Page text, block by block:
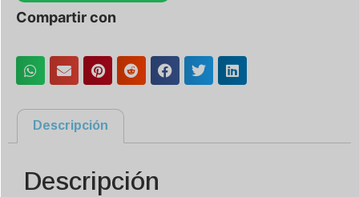
Compartir con
Descripción
Descripción